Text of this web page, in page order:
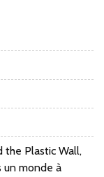
the Plastic Wall,
monde à